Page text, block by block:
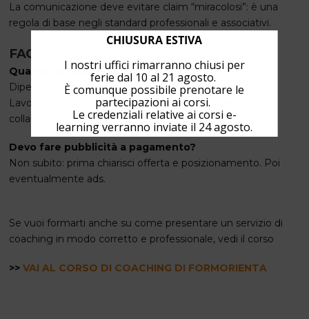
La comunicazione deve evitare claim “miracolosi”: è una
regola di base negli standard professionali e associativi.
FAQ
Quanto tempo serve per trovare clienti?
Dipende da nicchia, rete, qualità dell’offerta e costanza.
Lavora su 3 canali al massimo (contenuti + rete +
collaborazioni).
Devo fare pubblicità a pagamento?
Non subito: prima chiarisci offerta e posizionamento. Poi
eventualmente ads.
Se vuoi formarti anche su come presentare un servizio di
coaching in modo corretto e professionale, vedi il corso
>>VAI AL CORSO DI COACHING DI FORMORIENTA
CHIUSURA ESTIVA
I nostri uffici rimarranno chiusi per
ferie dal 10 al 21 agosto.
È comunque possibile prenotare le
partecipazioni ai corsi.
Le credenziali relative ai corsi e-
learning verranno inviate il 24 agosto.